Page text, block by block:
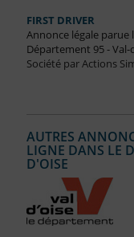
FIRST DRIVER
Annonce légale parue
Département 95 - Val-
Société par Actions
AUTRES
LIGNE DANS LE
D'OISE